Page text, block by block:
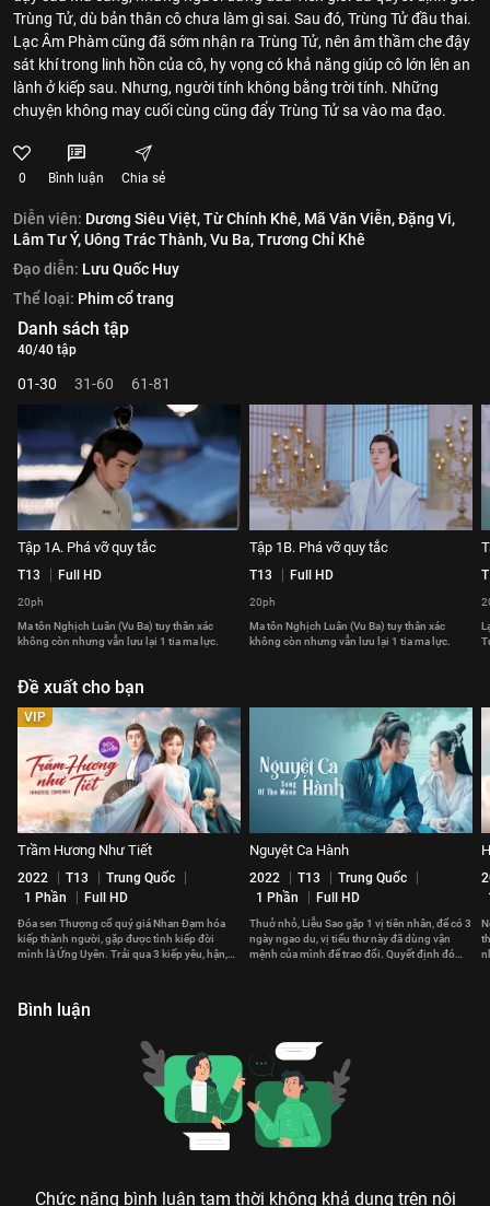
Trùng Tử, dù bản thân cô chưa làm gì sai. Sau đó, Trùng Tử đầu thai.
Lạc Âm Phàm cũng đã sớm nhận ra Trùng Tử, nên âm thầm che đậy
sát khí trong linh hồn của cô, hy vọng có khả năng giúp cô lớn lên an
lành ở kiếp sau. Nhưng, người tính không bằng trời tính. Những
chuyện không may cuối cùng cũng đẩy Trùng Tử sa vào ma đạo.
0 Bình luận Chia sẻ
Diễn viên: Dương Siêu Việt,Từ Chính Khê, Mã Văn Viễn,Đặng Vi,
Lâm Tư Ý,Uông Trác Thành,Vu Ba,Trương Chỉ Khê
Đạo diễn: Lưu Quốc Huy
Thể loại: Phim cổ trang
Danh sách tập
40/40 tập
01-30 31-60 61-81
Tập 1A. Phá vỡ quy tắc
T13 Full HD
20ph
Ma tôn Nghịch Luân (Vu Ba) tuy thân xác
không còn nhưng vẫn lưu lại 1 tia ma lực.
Tập 1B. Phá vỡ quy tắc
T13 Full HD
20ph
Ma tôn Nghịch Luân (Vu Ba) tuy thân xác
không còn nhưng vẫn lưu lại 1 tia ma lực.
Đề xuất cho bạn
VIP
Trầm Hương Như Tiết
2022 T13
Trung Quốc
1 Phần
Full HD
Đóa sen Thượng cổ quý giá Nhan Đạm hóa
kiếp thành người, gặp được tình kiếp đời
mình là Ứng Uyên. Trải qua 3 kiếp yêu, hận,
Nguyệt Ca Hành
2022 T13
Trung Quốc
1 Phần
Full HD
Thuở nhỏ, Liễu Sao gặp 1 vị tiên nhân, để có 3
ngày ngao du, vị tiểu thư này đã dùng vận
mệnh của mình để trao đổi. Quyết định đó
Bình luận
Chức năng bình luận tạm thời không khả dụng trên nội